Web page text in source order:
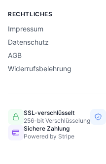
RECHTLICHES
Impressum
Datenschutz
AGB
Widerrufsbelehrung
SSL-verschlüsselt
256-bit Verschlüsselung
Sichere Zahlung
Powered by Stripe